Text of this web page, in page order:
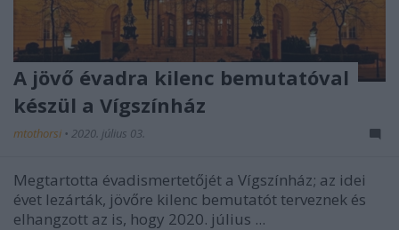
A jövő évadra kilenc bemutatóval
készül a Vígszínház
mtothorsi • 2020. július 03.
Megtartotta évadismertetőjét a Vígszínház; az idei
évet lezárták, jövőre kilenc bemutatót terveznek és
elhangzott az is, hogy 2020. július ...